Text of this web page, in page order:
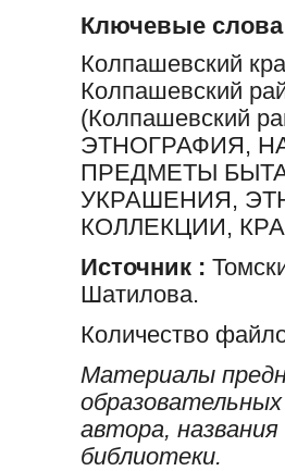
Ключевые слова
Колпашевский
Колпашевский
(Колпашевский
ЭТНОГРАФИЯ,
ПРЕДМЕТЫ
УКРАШЕНИЯ,
КОЛЛЕКЦИИ,
Источник :
Шатилова.
Количество
Материалы
автора,
библиотеки.